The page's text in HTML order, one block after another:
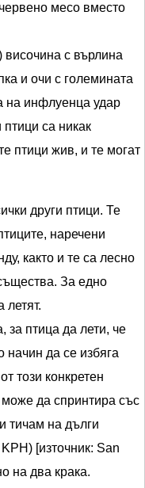
месо вместо
с върлина
и очи с големината
на инфлуенца удар
са никак
птици жив, и те могат
други птици. Те
наречени
както и те са лесно
За едно
летят.
за птица да лети, че
начин да се избяга
този конкретен
да спринтира със
тичам на дълги
[източник: San
на два крака.